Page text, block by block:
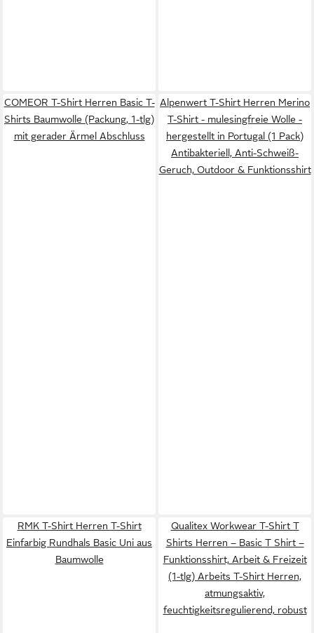
COMEOR T-Shirt Herren Basic T-
Shirts Baumwolle (Packung, 1-tlg)
mit gerader Ärmel Abschluss
Alpenwert T-Shirt Herren Merino
T-Shirt - mulesingfreie Wolle -
hergestellt in Portugal (1 Pack)
Antibakteriell, Anti-Schweiß-
Geruch, Outdoor & Funktionsshirt
RMK T-Shirt Herren T-Shirt
Einfarbig Rundhals Basic Uni aus
Baumwolle
Qualitex Workwear T-Shirt T
Shirts Herren – Basic T Shirt –
Funktionsshirt, Arbeit & Freizeit
(1-tlg) Arbeits T-Shirt Herren,
atmungsaktiv,
feuchtigkeitsregulierend, robust